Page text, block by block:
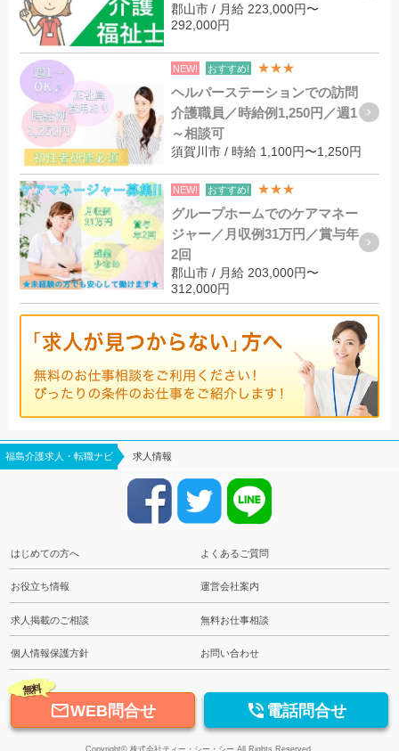
郡山市 / 月給 223,000円〜
292,000円
NEW! おすすめ! ★★★
ヘルパーステーションでの訪問
介護職員／時給例1,250円／週1
～相談可
須賀川市 / 時給 1,100円〜1,250円
NEW! おすすめ! ★★★
グループホームでのケアマネー
ジャー／月収例31万円／賞与年
2回
郡山市 / 月給 203,000円〜
312,000円
福島介護求人・転職ナビ 求人情報
はじめての方へ よくあるご質問
お役立ち情報 運営会社案内
求人掲載のご相談 無料お仕事相談
個人情報保護方針 お問い合わせ
無料
WEB問合せ  電話問合せ
Copyright© 株式会社ティー・シー・シー All Rights Reserved.